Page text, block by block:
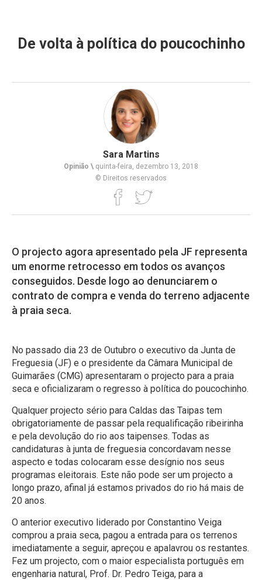
De volta à política do poucochinho
Sara Martins
Opinião \ quinta-feira, dezembro 13, 2018
© Direitos reservados
O projecto agora apresentado pela JF representa
um enorme retrocesso em todos os avanços
conseguidos. Desde logo ao denunciarem o
contrato de compra e venda do terreno adjacente
à praia seca.
No passado dia 23 de Outubro o executivo da Junta de
Freguesia (JF) e o presidente da Câmara Municipal de
Guimarães (CMG) apresentaram o projecto para a praia
seca e oficializaram o regresso à política do poucochinho.
Qualquer projecto sério para Caldas das Taipas tem
obrigatoriamente de passar pela requalificação ribeirinha
e pela devolução do rio aos taipenses. Todas as
candidaturas à junta de freguesia concordavam nesse
aspecto e todas colocaram esse desígnio nos seus
programas eleitorais. Este não pode ser um projecto a
longo prazo, afinal já estamos privados do rio há mais de
20 anos.
O anterior executivo liderado por Constantino Veiga
comprou a praia seca, pagou a entrada para os terrenos
imediatamente a seguir, apreçou e apalavrou os restantes.
Fez um projecto, com o maior especialista português em
engenharia natural, Prof. Dr. Pedro Teiga, para a